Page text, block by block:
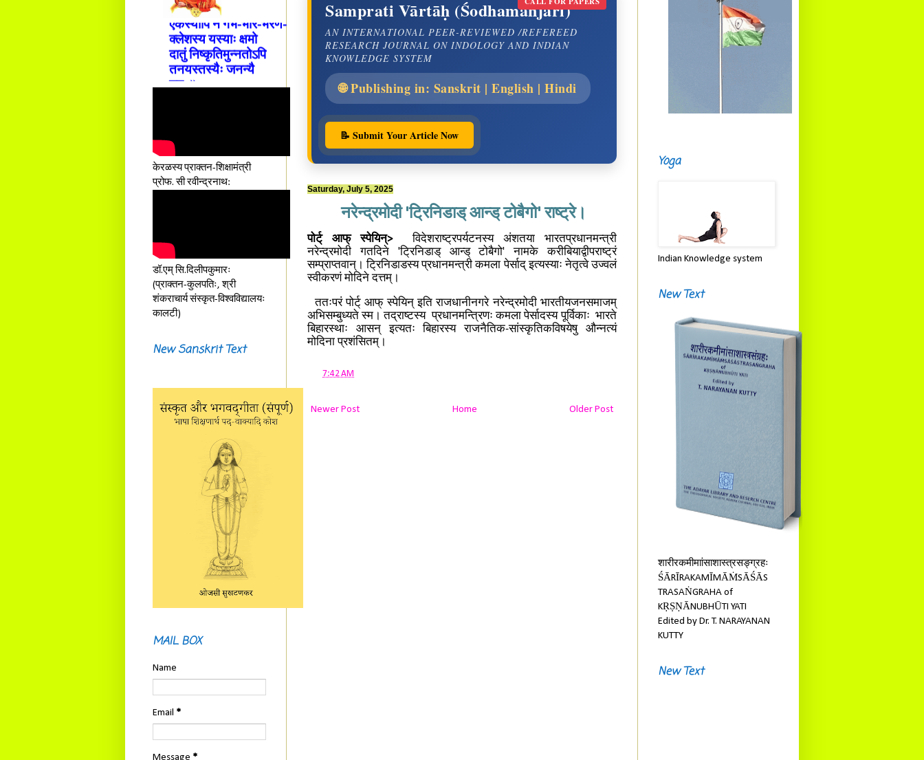
Samprati Vārtāḥ (Śodhamañjarī)
AN INTERNATIONAL PEER-REVIEWED /REFEREED
RESEARCH JOURNAL ON INDOLOGY AND INDIAN
KNOWLEDGE SYSTEM
🌐 Publishing in: Sanskrit | English | Hindi
📝 Submit Your Article Now
Saturday, July 5, 2025
नरेन्द्रमोदी 'ट्रिनिडाड् आन्ड् टोबैगो' राष्ट्रे।
पोर्ट् आफ् स्पेयिन्>विदेशराष्ट्रपर्यटनस्य अंशतया भारतप्रधानमन्त्री
नरेन्द्रमोदी गतदिने 'ट्रिनिडाड् आन्ड् टोबैगो' नामके करीबियाद्वीपराष्ट्रं
सम्प्राप्तवान्। ट्रिनिडाडस्य प्रधानमन्त्री कमला पेर्साद् इत्यस्याः नेतृत्वे उज्वलं
स्वीकरणं मोदिने दत्तम्।
ततःपरं पोर्ट् आफ् स्पेयिन् इति राजधानीनगरे नरेन्द्रमोदी भारतीयजनसमाजम्
अभिसम्बुध्यते स्म। तद्राष्टस्य प्रधानमन्त्रिणः कमला पेर्सादस्य पूर्विकाः भारते
बिहारस्थाः आसन् इत्यतः बिहारस्य राजनैतिक-सांस्कृतिकविषयेषु औन्नत्यं
मोदिना प्रशंसितम्।
7:42 AM
Newer Post Older Post
Home
एकस्यापि न गर्भ-भार-भरण-
क्लेशस्य यस्याः क्षमो
दातुं निष्कृतिमुन्नतोऽपि
तनयस्तस्यैः जनन्यै
नमः॥–
केरळस्य प्राक्तन-शिक्षामंत्री
प्रोफ. सी रवीन्द्रनाथ:
डॉ.एम् सि.दिलीपकुमारः
(प्राक्तन-कुलपतिः, श्री
शंकराचार्य संस्कृत-विश्वविद्यालयः
कालटी)
New Sanskrit Text
MAIL BOX
Name
Email *
Message *
Yoga
Indian Knowledge system
New Text
शारीरकमीमाांसाशास्त्रसङ्ग्रहः
ŚĀRĪRAKAMĪMĀṀSĀŚĀS
TRASAṄGRAHA of
KṚṢṆĀNUBHŪTI YATI
Edited by Dr. T. NARAYANAN
KUTTY
New Text